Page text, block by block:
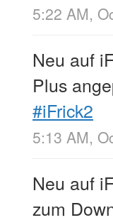
5:22 AM,
Neu auf
Plus
#iFrick2
5:13 AM,
Neu auf
zum